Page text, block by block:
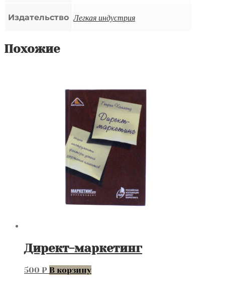
Издательство Легкая индустрия
Похожие
Директ-маркетинг
500 ₽ В корзину